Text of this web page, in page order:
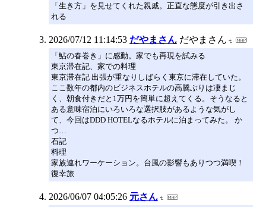
「生き方」を見せてくれた親戚。正直な態度が引き出さ
れる
2026/07/12 11:14:53 だやまさん だやまさん
「鮎の春巻き」に感動。家でも再現を試みる
東京滞在記、家での料理
東京滞在記 出張が重なりしばらく東京に滞在していた。
ここ数年の都内のビジネスホテルの高騰ぶりは凄まじ
く、朝食付きだと1万円を簡単に超えてくる。そうなると
ある意味宿泊にいろいろな選択肢があるような気がし
て、今回はDDD HOTELなるホテルに泊まってみた。 か
つ…
石記
料理
家族連れワーケーション。台風の影響もありつつ満喫！
復幸旅
2026/06/07 04:05:26 元さん